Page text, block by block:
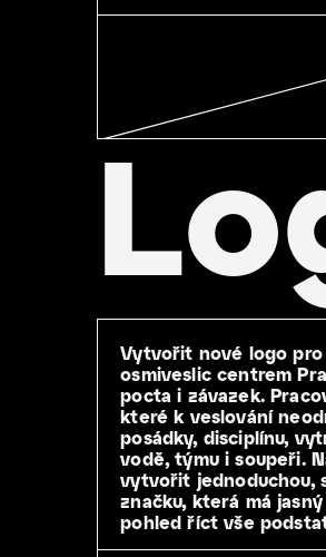
Vytvořit nové logo pro
osmiveslic centrem
pocta i závazek.
které k veslování
posádky, disciplínu,
vodě, týmu i soupeři.
vytvořit jednoduchou,
značku, která má
pohled říct vše